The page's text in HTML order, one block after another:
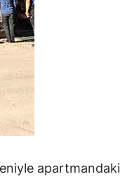
apartmandaki